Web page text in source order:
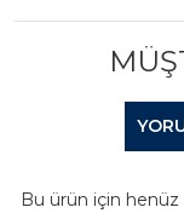
Bu ürün için henüz